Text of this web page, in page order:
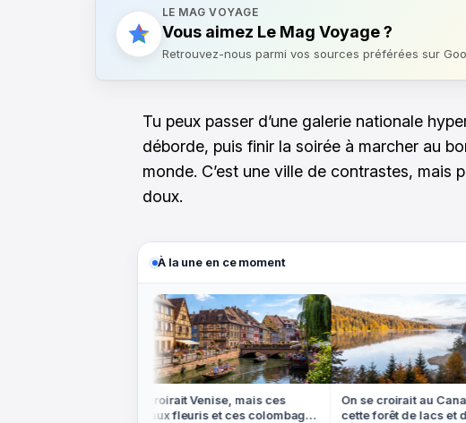
LE MAG VOYAGE
Vous aimez Le Mag Voyage ?
Retrouvez-nous parmi vos sources préférées sur
Tu peux passer d’une galerie nationale
déborde, puis finir la soirée à marcher au
monde. C’est une ville de contrastes, mais
doux.
À la une en ce moment
On croirait Venise, mais ces
canaux fleuris et ces colombages
On se croirait au
cette forêt de lacs et